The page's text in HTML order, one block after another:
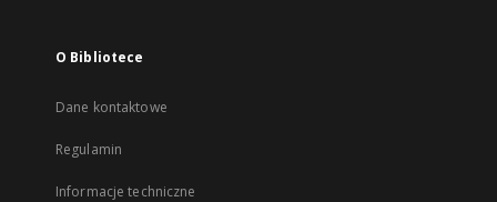
O Bibliotece
Dane kontaktowe
Regulamin
Informacje techniczne